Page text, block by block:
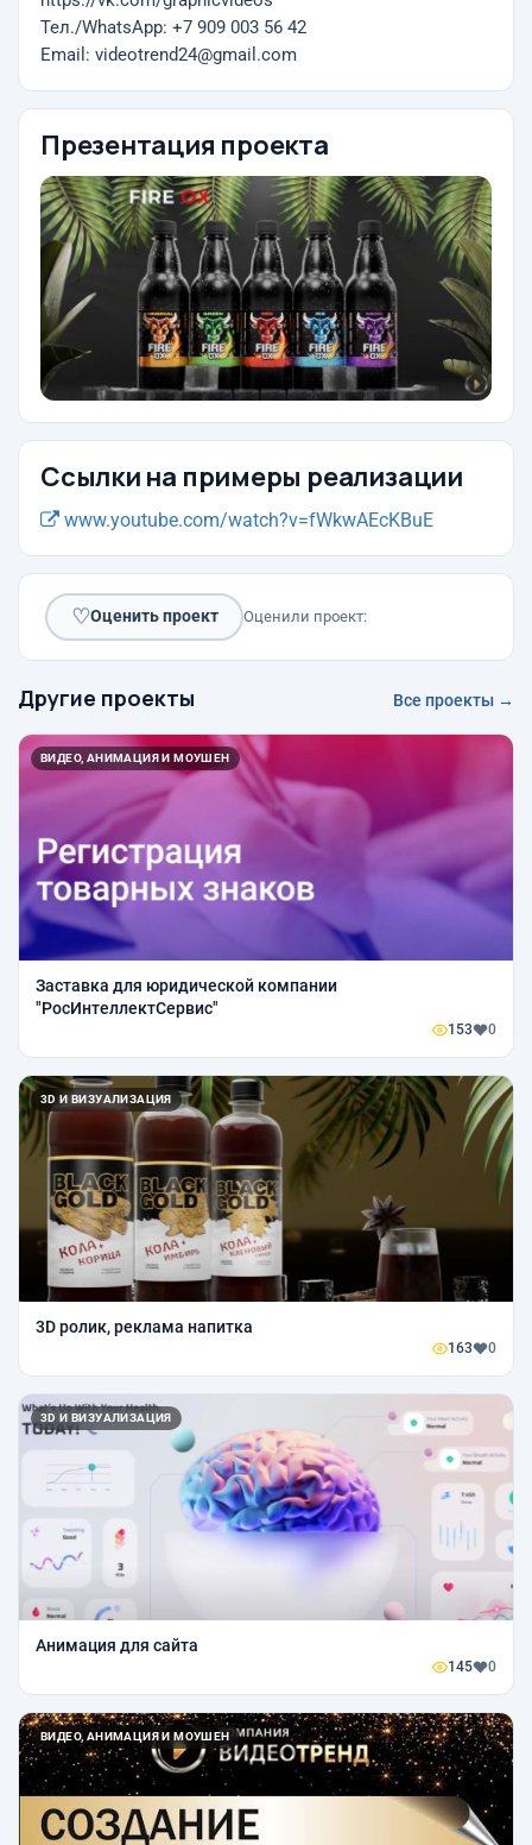
Тел./WhatsApp: +7 909 003 56 42
Email: videotrend24@gmail.com
Презентация проекта
Ссылки на примеры реализации
www.youtube.com/watch?v=fWkwAEcKBuE
♡Оценить проект Оценили проект:
Другие проекты Все проекты →
ВИДЕО, АНИМАЦИЯ И МОУШЕН
Заставка для юридической компании
"РосИнтеллектСервис"
153 0
3D И ВИЗУАЛИЗАЦИЯ
3D ролик, реклама напитка
163 0
3D И ВИЗУАЛИЗАЦИЯ
Анимация для сайта
145 0
ВИДЕО, АНИМАЦИЯ И МОУШЕН